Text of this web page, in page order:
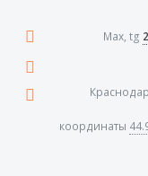
координаты